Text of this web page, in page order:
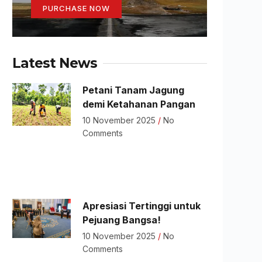
PURCHASE NOW
Latest News
Petani Tanam Jagung
demi Ketahanan Pangan
10 November 2025
No
Comments
Apresiasi Tertinggi untuk
Pejuang Bangsa!
10 November 2025
No
Comments